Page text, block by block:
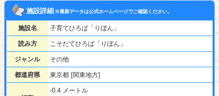
施設詳細※最新データは公式ホームページでご確認ください。
施設名 子育てひろば「りぼん」
読み方 こそだてひろば「りぼん」
ジャンル その他
都道府県 東京都 [関東地方]
-0.4 メートル